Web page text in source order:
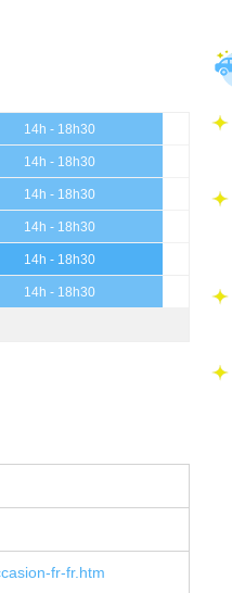
14h - 18h30
14h - 18h30
14h - 18h30
14h - 18h30
14h - 18h30
14h - 18h30
fr-fr.htm